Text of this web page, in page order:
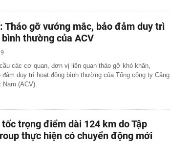
Tháo gỡ vướng mắc, bảo đảm duy trì
thường của ACV
các cơ quan, đơn vị liên quan tháo gỡ khó khăn,
duy trì hoạt động bình thường của Tổng công ty Cảng
Nam (ACV).
trọng điểm dài 124 km do Tập
thực hiện có chuyển động mới